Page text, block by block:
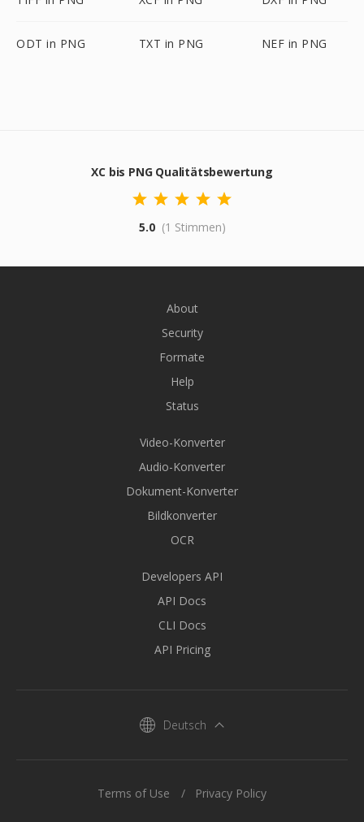
ODT in PNG TXT in PNG NEF in PNG
XC bis PNG Qualitätsbewertung
5.0 (1 Stimmen)
About
Security
Formate
Help
Status
Video-Konverter
Audio-Konverter
Dokument-Konverter
Bildkonverter
OCR
Developers API
API Docs
CLI Docs
API Pricing
Deutsch
Terms of Use Privacy Policy